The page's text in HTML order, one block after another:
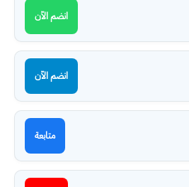
انضم الآن
انضم الآن
متابعة